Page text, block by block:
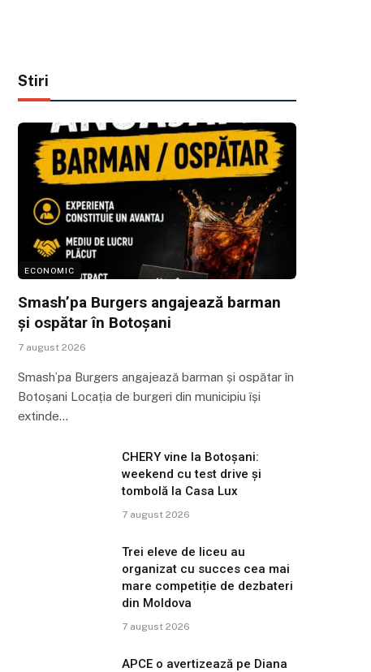
Stiri
ECONOMIC
Smash’pa Burgers angajează barman
și ospătar în Botoșani
7 august 2026
Smash’pa Burgers angajează barman și ospătar în
Botoșani Locația de burgeri din municipiu își
extinde…
CHERY vine la Botoșani:
weekend cu test drive și
tombolă la Casa Lux
7 august 2026
Trei eleve de liceu au
organizat cu succes cea mai
mare competiție de dezbateri
din Moldova
7 august 2026
APCE o avertizează pe Diana